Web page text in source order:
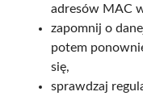
adresów MAC
zapomnij o
potem
się,
sprawdzaj